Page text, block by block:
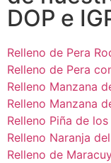
DOP e
Relleno de Pera
Relleno de Pera
Relleno Manzana
Relleno Manzana
Relleno Piña de
Relleno Naranja
Relleno de